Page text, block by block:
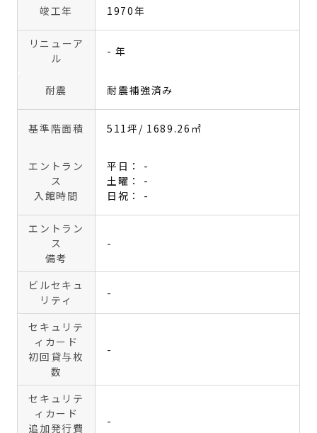
竣工年 1970年
リニューア
ル
- 年
耐震 耐震補強済み
基準階面積 511坪 / 1689.26㎡
エントラン
ス
入館時間
平日： -
土曜： -
日祝： -
エントラン
ス
備考
-
ビルセキュ
リティ
-
セキュリテ
ィカード
初回貸与枚
数
-
セキュリテ
ィカード
追加発行費
-